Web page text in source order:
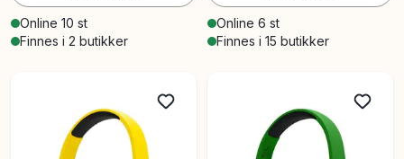
Online 10 st
Finnes i 2 butikker
Online 6 st
Finnes i 15 butikker